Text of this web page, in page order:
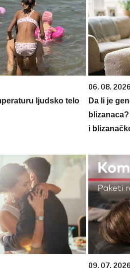
ljudsko telo
06. 08.
Da li je
i
09. 07.